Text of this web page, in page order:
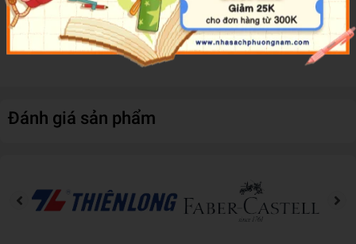
hoàng giải đấu karuta trung học. Thế rồi, cuộc tỉ thí Bách Nhân
Nhất Thủ giữa Kazuha và Momiji cùng kèo đặt cược Heiji chính
thức bắt đầu!!
Đánh giá sản phẩm